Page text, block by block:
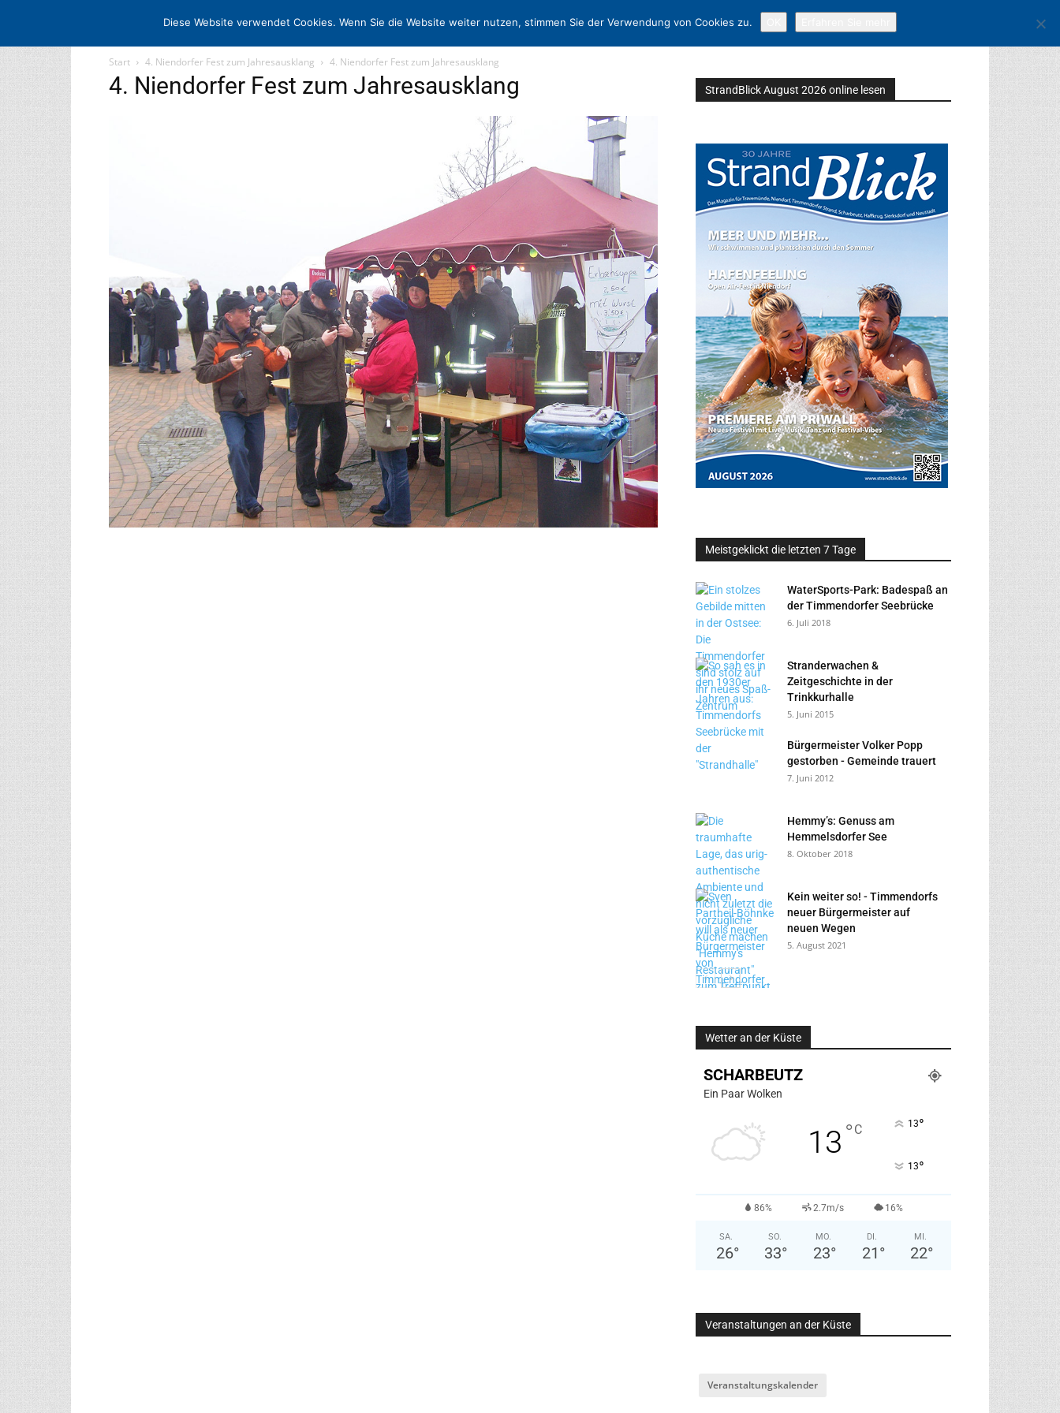
STARTSEITE ARCHIV MEDIADATEN KONTAKT
Start 4. Niendorfer Fest zum Jahresausklang 4. Niendorfer Fest zum Jahresausklang
4. Niendorfer Fest zum Jahresausklang StrandBlick August 2026 online lesen
Meistgeklickt die letzten 7 Tage
WaterSports-Park: Badespaß an
der Timmendorfer Seebrücke
6. Juli 2018
Stranderwachen &
Zeitgeschichte in der
Trinkkurhalle
5. Juni 2015
Bürgermeister Volker Popp
gestorben - Gemeinde trauert
7. Juni 2012
Hemmy’s: Genuss am
Hemmelsdorfer See
8. Oktober 2018
Kein weiter so! - Timmendorfs
neuer Bürgermeister auf
neuen Wegen
5. August 2021
Wetter an der Küste
SCHARBEUTZ
Ein Paar Wolken
13 °C 13°
13°
86% 2.7m/s 16%
SA.
26°
SO.
33°
MO.
23°
DI.
21 °
MI.
22°
Veranstaltungen an der Küste
Veranstaltungskalender
Diese Website verwendet Cookies. Wenn Sie die Website weiter nutzen, stimmen Sie der Verwendung von Cookies zu.